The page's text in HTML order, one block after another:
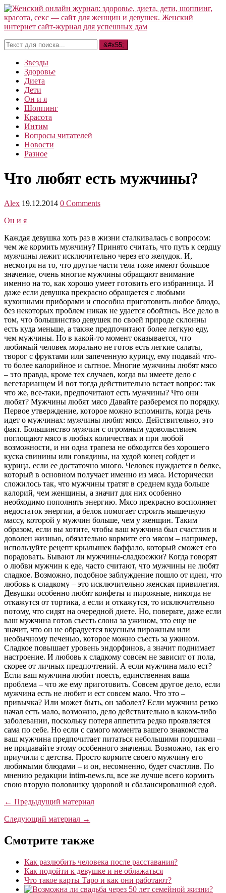
Звезды
Здоровье
Диета
Дети
Он и я
Шоппинг
Красота
Интим
Вопросы читателей
Новости
Разное
Что любят есть мужчины?
Alex 19.12.2014 0 Comments
Он и я
Каждая девушка хоть раз в жизни сталкивалась с вопросом:
чем же кормить мужчину? Принято считать, что путь к сердцу
мужчины лежит исключительно через его желудок. И,
несмотря на то, что другие части тела тоже имеют большое
значение, очень многие мужчины обращают внимание
именно на то, как хорошо умеет готовить его избранница. И
даже если девушка прекрасно обращается с любыми
кухонными приборами и способна приготовить любое блюдо,
без некоторых проблем никак не удается обойтись. Все дело в
том, что большинство девушек по своей природе склонны
есть куда меньше, а также предпочитают более легкую еду,
чем мужчины. Но в какой-то момент оказывается, что
любимый человек морально не готов есть легкие салаты,
творог с фруктами или запеченную курицу, ему подавай что-
то более калорийное и сытное. Многие мужчины любят мясо
– это правда, кроме тех случаев, когда вы имеете дело с
вегетарианцем И вот тогда действительно встает вопрос: так
что же, все-таки, предпочитают есть мужчины? Что они
любят? Мужчины любят мясо Давайте разберемся по порядку.
Первое утверждение, которое можно вспомнить, когда речь
идет о мужчинах: мужчины любят мясо. Действительно, это
факт. Большинство мужчин с огромным удовольствием
поглощают мясо в любых количествах и при любой
возможности, и ни одна трапеза не обходится без хорошего
куска свинины или говядины, на худой конец сойдет и
курица, если ее достаточно много. Человек нуждается в белке,
который в основном получает именно из мяса. Исторически
сложилось так, что мужчины тратят в среднем куда больше
калорий, чем женщины, а значит для них особенно
необходимо пополнять энергию. Мясо прекрасно восполняет
недостаток энергии, а белок помогает строить мышечную
массу, которой у мужчин больше, чем у женщин. Таким
образом, если вы хотите, чтобы ваш мужчина был счастлив и
доволен жизнью, обязательно кормите его мясом – например,
используйте рецепт крылышек баффало, который сможет его
порадовать. Бывают ли мужчины-сладкоежки? Когда говорят
о любви мужчин к еде, часто считают, что мужчины не любят
сладкое. Возможно, подобное заблуждение пошло от идеи, что
любовь к сладкому – это исключительно женская привилегия.
Девушки особенно любят конфеты и пирожные, никогда не
откажутся от тортика, а если и откажутся, то исключительно
потому, что сидят на очередной диете. Но, поверьте, даже если
ваш мужчина готов съесть слона за ужином, это еще не
значит, что он не обрадуется вкусным пирожным или
необычному печенью, которое можно съесть за ужином.
Сладкое повышает уровень эндорфинов, а значит поднимает
настроение. И любовь к сладкому совсем не зависит от пола,
скорее от личных предпочтений. А если мужчина мало ест?
Если ваш мужчина любит поесть, единственная ваша
проблема – что же ему приготовить. Совсем другое дело, если
мужчина есть не любит и ест совсем мало. Что это –
привычка? Или может быть, он заболел? Если мужчина резко
начал есть мало, возможно, дело действительно в каком-либо
заболевании, поскольку потеря аппетита редко проявляется
сама по себе. Но если с самого момента вашего знакомства
ваш мужчина предпочитает питаться небольшими порциями –
не придавайте этому особенного значения. Возможно, так его
приучили с детства. Просто кормите своего мужчину его
любимыми блюдами – и он, несомненно, будет счастлив. По
мнению редакции intim-news.ru, все же лучше всего кормить
свою вторую половинку здоровой и сбалансированной едой.
← Предыдущий материал
Следующий материал →
Смотрите также
Как разлюбить человека после расставания?
Как подойти к девушке и не облажаться
Что такое карты Таро и как они работают?